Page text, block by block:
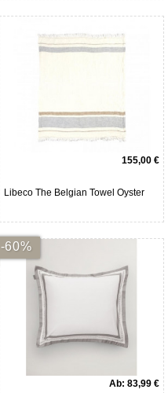
155,00 €
Libeco The Belgian Towel Oyster
-60%
Ab: 83,99 €